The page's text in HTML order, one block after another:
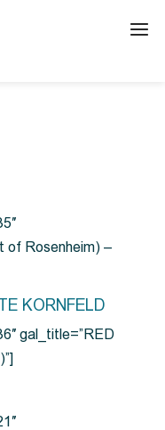
of Rosenheim) –
KORNFELD
gal_title=”RED